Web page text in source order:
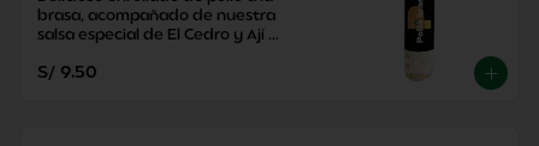
brasa, acompañado de nuestra
salsa especial de El Cedro y Ají
papa dorada.
S/ 9.50